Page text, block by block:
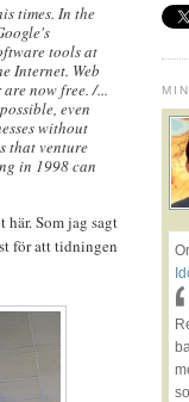
times. In the
tools at
Internet. Web
now free. /...
even
without
that venture
in 1998 can
här. Som jag sagt
för att tidningen